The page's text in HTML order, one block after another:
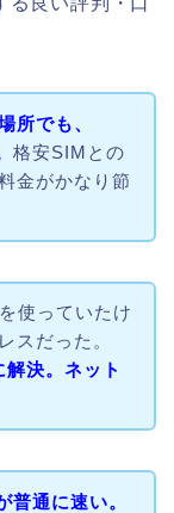
所でも、
格安SIMとの
金がかなり節
使っていたけ
スだった。
決。ネット
通に速い。